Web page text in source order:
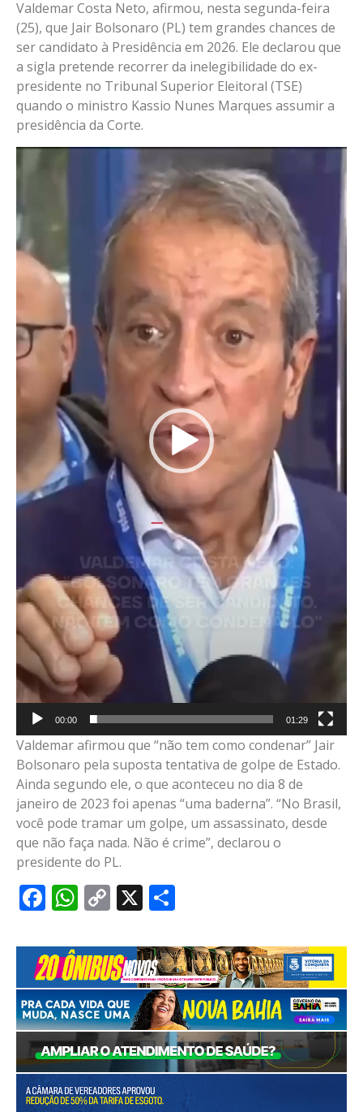
Valdemar Costa Neto, afirmou, nesta segunda-feira
(25), que Jair Bolsonaro (PL) tem grandes chances de
ser candidato à Presidência em 2026. Ele declarou que
a sigla pretende recorrer da inelegibilidade do ex-
presidente no Tribunal Superior Eleitoral (TSE)
quando o ministro Kassio Nunes Marques assumir a
presidência da Corte.
00:00 01:29
Valdemar afirmou que “não tem como condenar” Jair
Bolsonaro pela suposta tentativa de golpe de Estado.
Ainda segundo ele, o que aconteceu no dia 8 de
janeiro de 2023 foi apenas “uma baderna”. “No Brasil,
você pode tramar um golpe, um assassinato, desde
que não faça nada. Não é crime”, declarou o
presidente do PL.
Facebook
WhatsApp
Copy
X